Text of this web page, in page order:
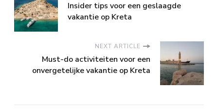
Insider tips voor een geslaagde
vakantie op Kreta
NEXT ARTICLE
Must-do activiteiten voor een
onvergetelijke vakantie op Kreta